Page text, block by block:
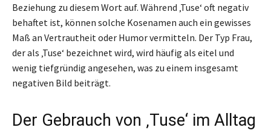
Beziehung zu diesem Wort auf. Während ‚Tuse‘ oft negativ
behaftet ist, können solche Kosenamen auch ein gewisses
Maß an Vertrautheit oder Humor vermitteln. Der Typ Frau,
der als ‚Tuse‘ bezeichnet wird, wird häufig als eitel und
wenig tiefgründig angesehen, was zu einem insgesamt
negativen Bild beiträgt.
Der Gebrauch von ‚Tuse‘ im Alltag